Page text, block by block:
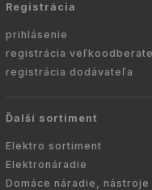
Registrácia
prihlásenie
registrácia
registrácia dodávateľa
Ďalší sortiment
Elektro sortiment
Elektronáradie
Domáce náradie, nástroje